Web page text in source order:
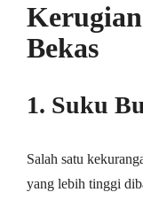
Bekas
1. Suku
Salah satu
yang lebih tinggi